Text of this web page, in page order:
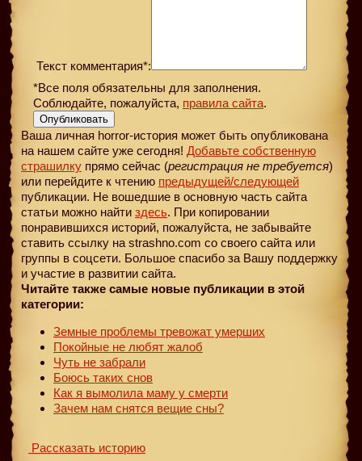
Текст комментария*:
*Все поля обязательны для заполнения.
Соблюдайте, пожалуйста, правила сайта.
Опубликовать
Ваша личная horror-история может быть опубликована
на нашем сайте уже сегодня! Добавьте собственную
страшилку прямо сейчас (регистрация не требуется)
или перейдите к чтению предыдущей/следующей
публикации. Не вошедшие в основную часть сайта
статьи можно найти здесь. При копировании
понравившихся историй, пожалуйста, не забывайте
ставить ссылку на strashno.com со своего сайта или
группы в соцсети. Большое спасибо за Вашу поддержку
и участие в развитии сайта.
Читайте также самые новые публикации в этой
категории:
Земные проблемы тревожат умерших
Покойные не любят жалоб
Чуть не забрали
Боюсь таких снов
Как я вымолила маму у смерти
Зачем нам снятся вещие сны?
Рассказать историю